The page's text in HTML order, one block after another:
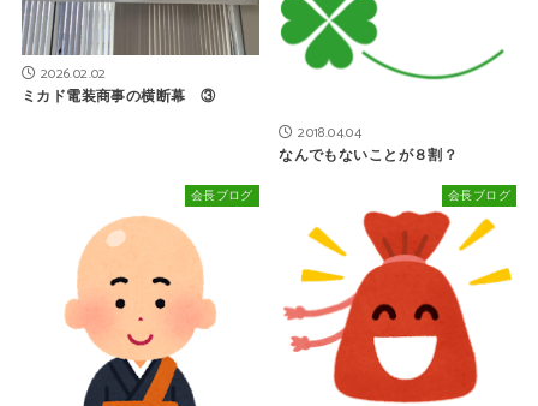
2026.02.02
ミカド電装商事の横断幕 ③
2018.04.04
なんでもないことが８割？
会長ブログ 会長ブログ